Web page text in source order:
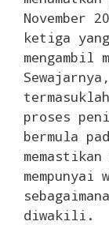
November
ketiga
mengambil
proses
bermula
diwakili.